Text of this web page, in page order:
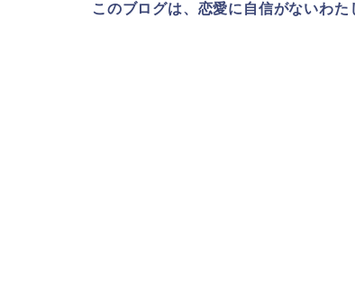
このブログは、恋愛に自信がないわ